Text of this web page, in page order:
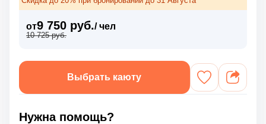
от9 750 руб./ чел
10 725 руб.
Выбрать каюту
Нужна помощь?